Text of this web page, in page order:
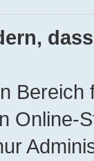
Online-